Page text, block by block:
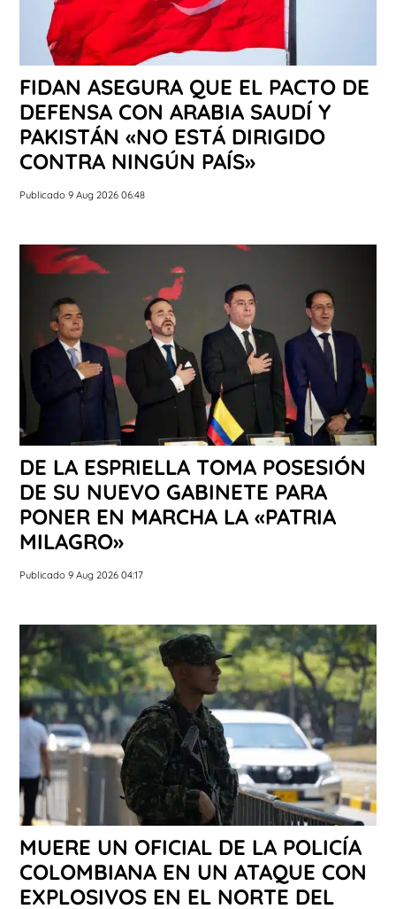
FIDAN ASEGURA QUE EL PACTO DE
DEFENSA CON ARABIA SAUDÍ Y
PAKISTÁN «NO ESTÁ DIRIGIDO
CONTRA NINGÚN PAÍS»
Publicado 9 Aug 2026 06:48
DE LA ESPRIELLA TOMA POSESIÓN
DE SU NUEVO GABINETE PARA
PONER EN MARCHA LA «PATRIA
MILAGRO»
Publicado 9 Aug 2026 04:17
MUERE UN OFICIAL DE LA POLICÍA
COLOMBIANA EN UN ATAQUE CON
EXPLOSIVOS EN EL NORTE DEL